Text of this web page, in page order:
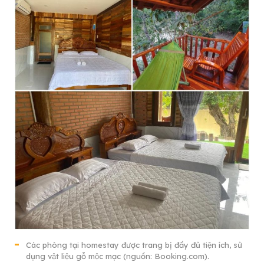
Các phòng tại homestay được trang bị đầy đủ tiện ích, sử
dụng vật liệu gỗ mộc mạc (nguồn: Booking.com).